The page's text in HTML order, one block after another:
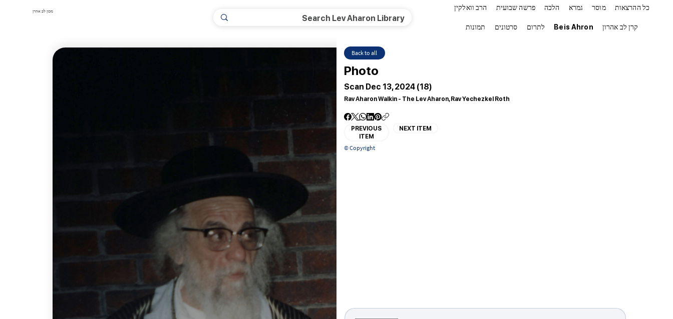
מכון לב אהרן הרב וואלקין פרשה שבועית הלכה גמרא מוסר כל ההרצאות
תמונות סרטונים לתרום Beis Ahron קרן לב אהרון
Back to all
Photo
Scan Dec 13, 2024 (18)
Rav Aharon Walkin - The Lev Aharon, Rav Yechezkel Roth
PREVIOUS
ITEM
NEXT ITEM
© Copyright